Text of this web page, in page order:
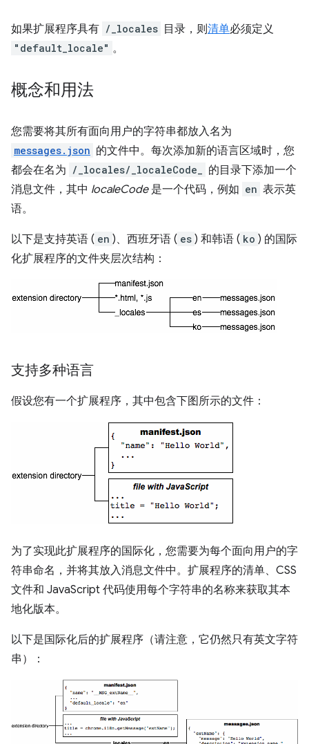
如果扩展程序具有 /_locales 目录，则清单必须定义
"default_locale" 。
概念和用法
您需要将其所有面向用户的字符串都放入名为
messages.json 的文件中。每次添加新的语言区域时，您
都会在名为 /_locales/_localeCode_
的目录下添加一个
消息文件，其中 localeCode是一个代码，例如 en 表示英
语。
以下是支持英语 ( en )、西班牙语 ( es ) 和韩语 ( ko ) 的国际
化扩展程序的文件夹层次结构：
支持多种语言
假设您有一个扩展程序，其中包含下图所示的文件：
为了实现此扩展程序的国际化，您需要为每个面向用户的字
符串命名，并将其放入消息文件中。扩展程序的清单、CSS
文件和 JavaScript 代码使用每个字符串的名称来获取其本
地化版本。
以下是国际化后的扩展程序（请注意，它仍然只有英文字符
串）：